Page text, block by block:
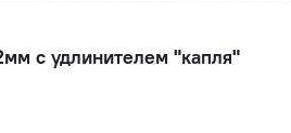
с удлинителем "капля"